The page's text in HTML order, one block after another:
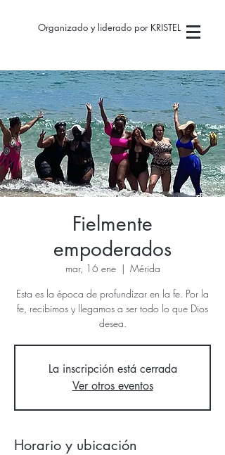
Organizado y liderado por KRISTEL
Fielmente
empoderados
mar, 16 ene
  |
Mérida
Esta es la época de profundizar en la fe. Por la
fe, recibimos y llegamos a ser todo lo que Dios
desea.
La inscripción está cerrada
Ver otros eventos
Horario y ubicación